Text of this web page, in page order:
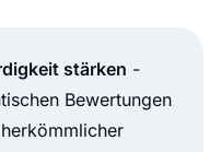
stärken -
Bewertungen